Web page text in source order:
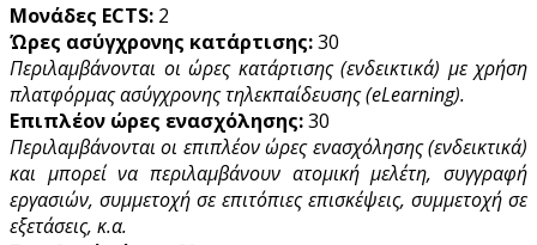
Μονάδες ECTS: 2
Ώρες ασύγχρονης κατάρτισης:30
Περιλαμβάνονται οι ώρες κατάρτισης (ενδεικτικά) με χρήση
πλατφόρμας ασύγχρονης τηλεκπαίδευσης (eLearning).
Επιπλέον ώρες ενασχόλησης:30
Περιλαμβάνονται οι επιπλέον ώρες ενασχόλησης (ενδεικτικά)
και μπορεί να περιλαμβάνουν ατομική μελέτη, συγγραφή
εργασιών, συμμετοχή σε επιτόπιες επισκέψεις, συμμετοχή σε
εξετάσεις, κ.α.